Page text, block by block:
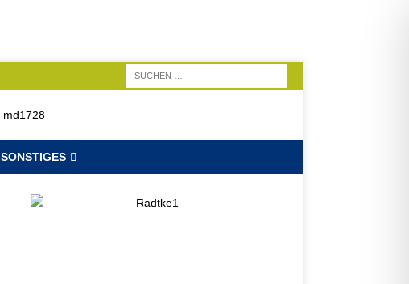
SONSTIGES